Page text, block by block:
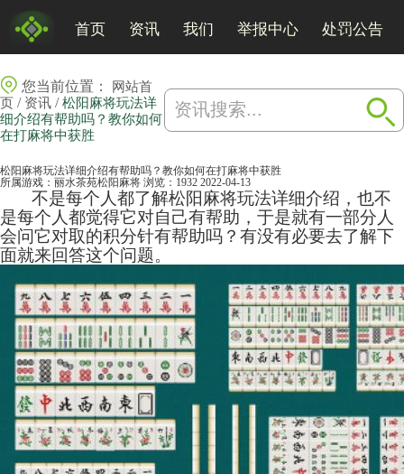
首页 资讯 我们 举报中心 处罚公告
您当前位置：
网站首
页 / 资讯 /松阳麻将玩法详
细介绍有帮助吗？教你如何
在打麻将中获胜
松阳麻将玩法详细介绍有帮助吗？教你如何在打麻将中获胜
所属游戏： 丽水茶苑松阳麻将 浏览：1932 2022-04-13
不是每个人都了解松阳 麻将玩法详细介绍，也不
是每个人都觉得它对自己有帮助，于是就有一部分人
会问它对取的积分针有帮助吗？有没有必要去了解下
面就来回答这个问题。